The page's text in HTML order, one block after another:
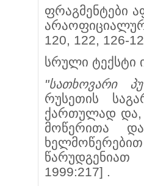
ფრაგმენტები
120, 122, 126-
სრული ტექსტი
"სათხოვარი
რუსეთის
ქართულად
მო­წე­რითა
1999:217] .